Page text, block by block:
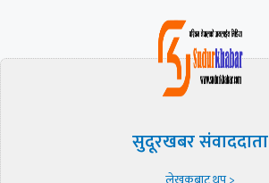
सुदूरखबर संवाददाता